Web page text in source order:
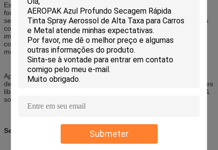
Submeter
Este líquido de limpeza de molde é uma mistura especialmente
formulada do elevado desempenho dos solventes orgânicos
seguros projetados dissolver e enxaguar rapidamente afastado os
containants dos moldes e dos dados. Começa trabalhar
imediatamente no contato que divide e que dissolve mesmo os
containants os mais teimosos sem danificar o metal baixo dos
moldes e dos dados. Evapora rapidamente e não deixa o resíduo.
Aplicação: líquido de limpeza seguro e efficicent para vários tipos
de moldes de metal. Remove rapidamente os resíduos dos agentes
liberadores, revestimento protetor, depósitos como o óleo, graxa &
solo e outro. Não interfere com as operações do molde.
Sentidos: